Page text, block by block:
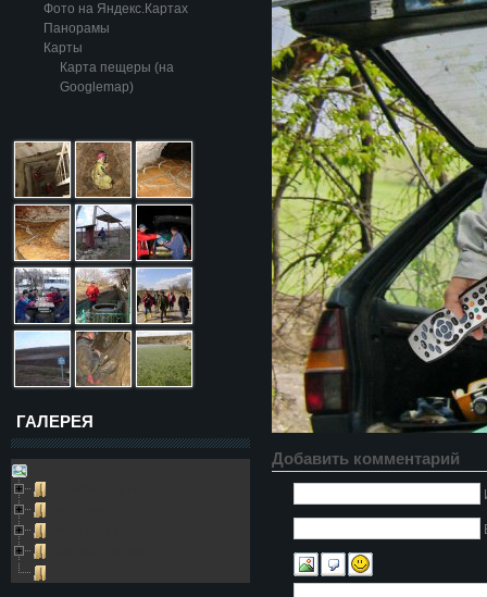
Фото на Яндекс.Картах
Панорамы
Карты
Карта пещеры (на
Googlemap)
ГАЛЕРЕЯ
Добавить комментарий